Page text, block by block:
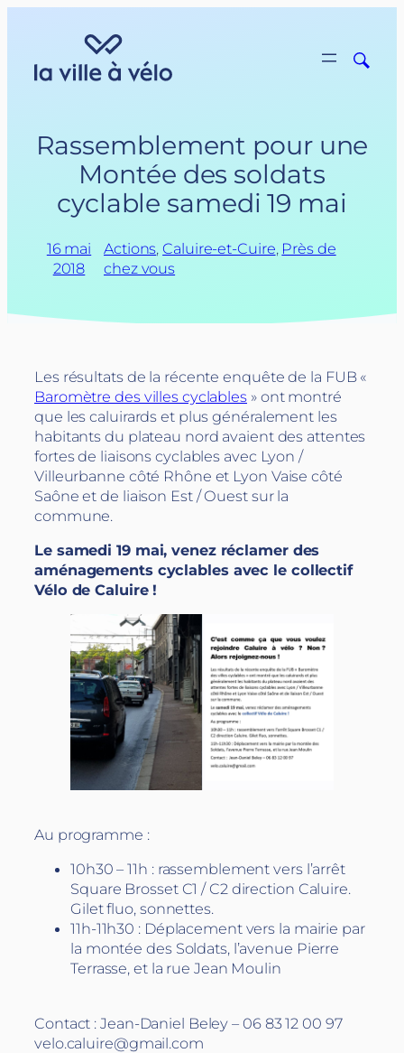
Rassemblement pour une
Montée des soldats
cyclable samedi 19 mai
16 mai
2018
Actions, Caluire-et-Cuire, Près de
chez vous
Les résultats de la récente enquête de la FUB «
Baromètre des villes cyclables » ont montré
que les caluirards et plus généralement les
habitants du plateau nord avaient des attentes
fortes de liaisons cyclables avec Lyon /
Villeurbanne côté Rhône et Lyon Vaise côté
Saône et de liaison Est / Ouest sur la
commune.
Le samedi 19 mai, venez réclamer des
aménagements cyclables avec le collectif
Vélo de Caluire !
Au programme :
10h30 – 11h : rassemblement vers l’arrêt
Square Brosset C1 / C2 direction Caluire.
Gilet fluo, sonnettes.
11h-11h30 : Déplacement vers la mairie par
la montée des Soldats, l’avenue Pierre
Terrasse, et la rue Jean Moulin
Contact : Jean-Daniel Beley – 06 83 12 00 97
velo.caluire@gmail.com